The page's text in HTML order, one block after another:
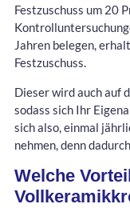
Festzuschuss um 20
Jahren belegen,
Festzuschuss.
Dieser wird auch auf
sodass sich Ihr
sich also, einmal
nehmen, denn
Welche